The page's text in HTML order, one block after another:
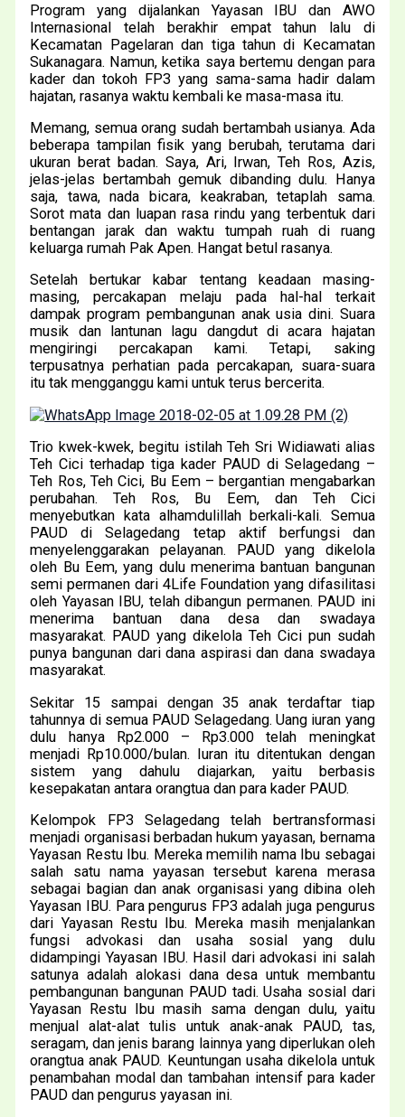
Program yang dijalankan Yayasan IBU dan AWO
Internasional telah berakhir empat tahun lalu di
Kecamatan Pagelaran dan tiga tahun di Kecamatan
Sukanagara. Namun, ketika saya bertemu dengan para
kader dan tokoh FP3 yang sama-sama hadir dalam
hajatan, rasanya waktu kembali ke masa-masa itu.
Memang, semua orang sudah bertambah usianya. Ada
beberapa tampilan fisik yang berubah, terutama dari
ukuran berat badan. Saya, Ari, Irwan, Teh Ros, Azis,
jelas-jelas bertambah gemuk dibanding dulu. Hanya
saja, tawa, nada bicara, keakraban, tetaplah sama.
Sorot mata dan luapan rasa rindu yang terbentuk dari
bentangan jarak dan waktu tumpah ruah di ruang
keluarga rumah Pak Apen. Hangat betul rasanya.
Setelah bertukar kabar tentang keadaan masing-
masing, percakapan melaju pada hal-hal terkait
dampak program pembangunan anak usia dini. Suara
musik dan lantunan lagu dangdut di acara hajatan
mengiringi percakapan kami. Tetapi, saking
terpusatnya perhatian pada percakapan, suara-suara
itu tak mengganggu kami untuk terus bercerita.
Trio kwek-kwek, begitu istilah Teh Sri Widiawati alias
Teh Cici terhadap tiga kader PAUD di Selagedang –
Teh Ros, Teh Cici, Bu Eem – bergantian mengabarkan
perubahan. Teh Ros, Bu Eem, dan Teh Cici
menyebutkan kata alhamdulillah berkali-kali. Semua
PAUD di Selagedang tetap aktif berfungsi dan
menyelenggarakan pelayanan. PAUD yang dikelola
oleh Bu Eem, yang dulu menerima bantuan bangunan
semi permanen dari 4Life Foundation yang difasilitasi
oleh Yayasan IBU, telah dibangun permanen. PAUD ini
menerima bantuan dana desa dan swadaya
masyarakat. PAUD yang dikelola Teh Cici pun sudah
punya bangunan dari dana aspirasi dan dana swadaya
masyarakat.
Sekitar 15 sampai dengan 35 anak terdaftar tiap
tahunnya di semua PAUD Selagedang. Uang iuran yang
dulu hanya Rp2.000 – Rp3.000 telah meningkat
menjadi Rp10.000/bulan. Iuran itu ditentukan dengan
sistem yang dahulu diajarkan, yaitu berbasis
kesepakatan antara orangtua dan para kader PAUD.
Kelompok FP3 Selagedang telah bertransformasi
menjadi organisasi berbadan hukum yayasan, bernama
Yayasan Restu Ibu. Mereka memilih nama Ibu sebagai
salah satu nama yayasan tersebut karena merasa
sebagai bagian dan anak organisasi yang dibina oleh
Yayasan IBU. Para pengurus FP3 adalah juga pengurus
dari Yayasan Restu Ibu. Mereka masih menjalankan
fungsi advokasi dan usaha sosial yang dulu
didampingi Yayasan IBU. Hasil dari advokasi ini salah
satunya adalah alokasi dana desa untuk membantu
pembangunan bangunan PAUD tadi. Usaha sosial dari
Yayasan Restu Ibu masih sama dengan dulu, yaitu
menjual alat-alat tulis untuk anak-anak PAUD, tas,
seragam, dan jenis barang lainnya yang diperlukan oleh
orangtua anak PAUD. Keuntungan usaha dikelola untuk
penambahan modal dan tambahan intensif para kader
PAUD dan pengurus yayasan ini.